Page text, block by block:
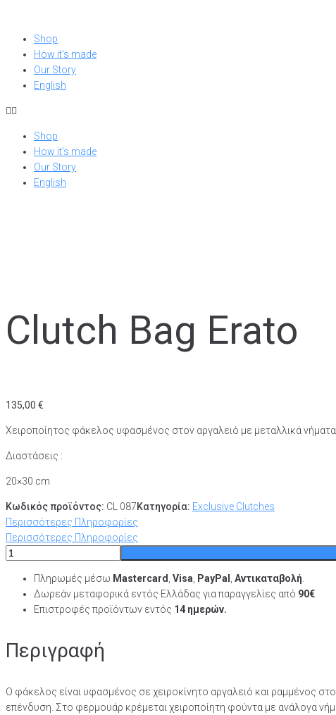
contentShop
How it’s made
Our Story
English
Shop
How it’s made
Our Story
English
Clutch Bag Erato
135,00 €
Χειροποίητος φάκελος υφασμένος στον αργαλειό με μεταλλικά
Διαστάσεις :
20×30 cm
Κωδικός προϊόντος: CL 087Κατηγορία: Exclusive Clutches
Περισσότερες Πληροφορίες
Περισσότερες Πληροφορίες
Clutch
Erato
ποσότητα
Πληρωμές μέσω Mastercard Visa PayPal Αντικαταβολή
Δωρεάν μεταφορικά εντός Ελλάδας για παραγγελίες από 90€
Επιστροφές προϊόντων εντός 14 ημερών.
Περιγραφή
Ο φάκελος είναι υφασμένος σε χειροκίνητο αργαλειό και ραμμένος
επένδυση. Στο φερμουάρ κρέμεται χειροποίητη φούντα με ανάλογα